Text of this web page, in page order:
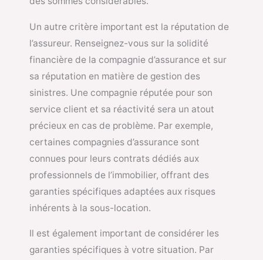
Un autre critère important est la réputation de
l’assureur. Renseignez-vous sur la solidité
financière de la compagnie d’assurance et sur
sa réputation en matière de gestion des
sinistres. Une compagnie réputée pour son
service client et sa réactivité sera un atout
précieux en cas de problème. Par exemple,
certaines compagnies d’assurance sont
connues pour leurs contrats dédiés aux
professionnels de l’immobilier, offrant des
garanties spécifiques adaptées aux risques
inhérents à la sous-location.
Il est également important de considérer les
garanties spécifiques à votre situation. Par